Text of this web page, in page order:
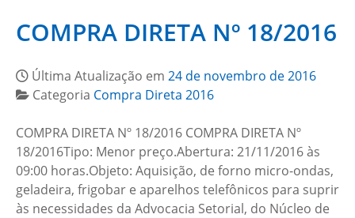
COMPRA DIRETA Nº 18/2016
Última Atualização em 24 de novembro de 2016
Categoria Compra Direta 2016
COMPRA DIRETA Nº 18/2016 COMPRA DIRETA Nº
18/2016Tipo: Menor preço.Abertura: 21/11/2016 às
09:00 horas.Objeto: Aquisição, de forno micro-ondas,
geladeira, frigobar e aparelhos telefônicos para suprir
às necessidades da Advocacia Setorial, do Núcleo de